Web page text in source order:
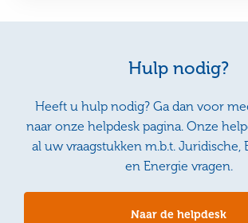
Hulp nodig?
Heeft u hulp nodig? Ga dan voor
naar onze helpdesk pagina. Onze
al uw vraagstukken m.b.t. Juridische,
en Energie vragen.
Naar de helpdesk